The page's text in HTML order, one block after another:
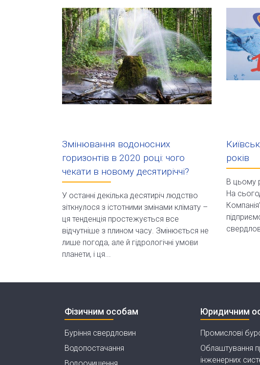
Змінювання водоносних
горизонтів в 2020 році: чого
чекати в новому десятиріччі?
У останні декілька десятиріч людство
зіткнулося з істотними змінами клімату –
ця тенденція простежується все
відчутніше з плином часу. Змінюється не
лише погода, але й гідрологічні умови
планети, і ця...
років
В цьому
На
Фізичним особам
Буріння свердловин
Водопостачання
Юридичним
Промислові
Облаштування
інженерних